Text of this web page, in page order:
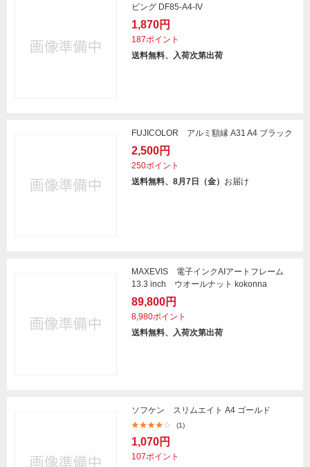
ビング DF85-A4-IV
1,870円
187ポイント
送料無料、入荷次第出荷
FUJICOLOR アルミ額縁 A31 A4 ブラック
2,500円
250ポイント
送料無料、8月7日（金） お届け
MAXEVIS 電子インクAIアートフレーム
13.3 inch ウオールナット kokonna
89,800円
8,980ポイント
送料無料、入荷次第出荷
ソフケン スリムエイト A4 ゴールド
(1)
1,070円
107ポイント